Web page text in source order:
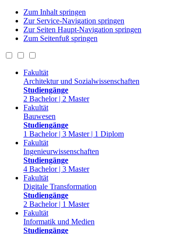
Zum Inhalt springen
Zur Service-Navigation springen
Zur Seiten Haupt-Navigation springen
Zum Seitenfuß springen
Fakultät
Architektur und Sozialwissenschaften
Studiengänge
2 Bachelor | 2 Master
Fakultät
Bauwesen
Studiengänge
1 Bachelor | 3 Master | 1 Diplom
Fakultät
Ingenieurwissenschaften
Studiengänge
4 Bachelor | 3 Master
Fakultät
Digitale Transformation
Studiengänge
2 Bachelor | 1 Master
Fakultät
Informatik und Medien
Studiengänge